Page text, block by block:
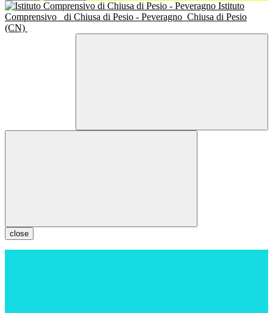
Istituto
Comprensivo
di Chiusa di Pesio - Peveragno Chiusa di Pesio
(CN)
close